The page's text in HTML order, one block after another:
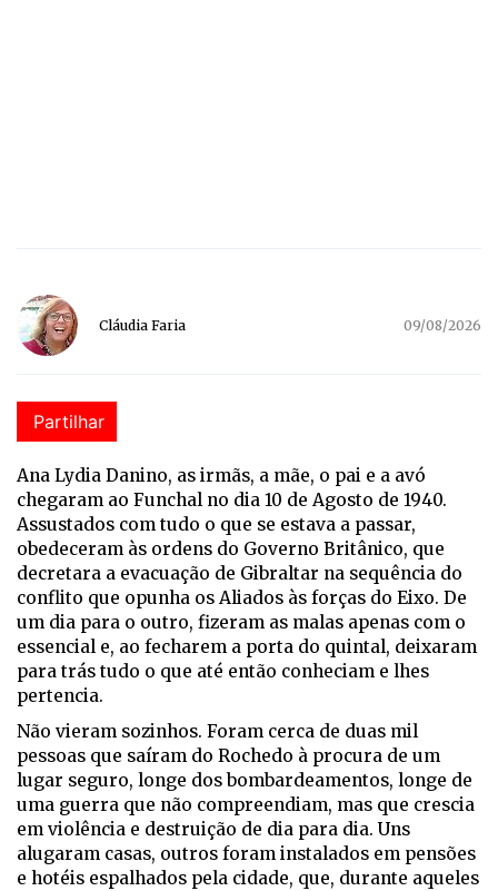
Cláudia Faria 09/08/2026
Partilhar
Ana Lydia Danino, as irmãs, a mãe, o pai e a avó
chegaram ao Funchal no dia 10 de Agosto de 1940.
Assustados com tudo o que se estava a passar,
obedeceram às ordens do Governo Britânico, que
decretara a evacuação de Gibraltar na sequência do
conflito que opunha os Aliados às forças do Eixo. De
um dia para o outro, fizeram as malas apenas com o
essencial e, ao fecharem a porta do quintal, deixaram
para trás tudo o que até então conheciam e lhes
pertencia.
Não vieram sozinhos. Foram cerca de duas mil
pessoas que saíram do Rochedo à procura de um
lugar seguro, longe dos bombardeamentos, longe de
uma guerra que não compreendiam, mas que crescia
em violência e destruição de dia para dia. Uns
alugaram casas, outros foram instalados em pensões
e hotéis espalhados pela cidade, que, durante aqueles